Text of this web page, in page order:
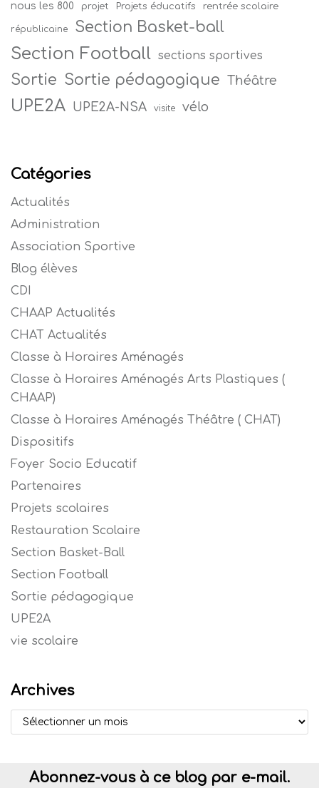
nous les 800 projet Projets éducatifs rentrée scolaire
républicaine Section Basket-ball
Section Football sections sportives
Sortie Sortie pédagogique Théâtre
UPE2A UPE2A-NSA visite vélo
Catégories
Actualités
Administration
Association Sportive
Blog élèves
CDI
CHAAP Actualités
CHAT Actualités
Classe à Horaires Aménagés
Classe à Horaires Aménagés Arts Plastiques (
CHAAP)
Classe à Horaires Aménagés Théâtre ( CHAT)
Dispositifs
Foyer Socio Educatif
Partenaires
Projets scolaires
Restauration Scolaire
Section Basket-Ball
Section Football
Sortie pédagogique
UPE2A
vie scolaire
Archives
Abonnez-vous à ce blog par e-mail.